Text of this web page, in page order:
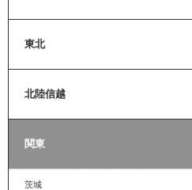
道東
東北
宮城
福島
北陸信越
関東
茨城